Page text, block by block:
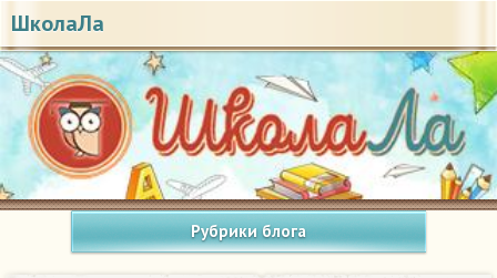
ШколаЛа
Рубрики блога